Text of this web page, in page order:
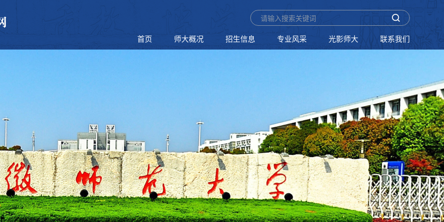
首页 师大概况 招生信息 专业风采 光影师大 联系我们